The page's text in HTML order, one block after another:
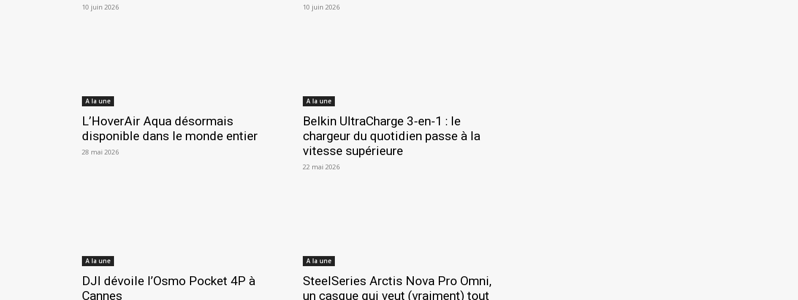
10 juin 2026 10 juin 2026
A la une
L’HoverAir Aqua désormais
disponible dans le monde entier
28 mai 2026
A la une
Belkin UltraCharge 3-en-1 : le
chargeur du quotidien passe à la
vitesse supérieure
22 mai 2026
A la une
DJI dévoile l’Osmo Pocket 4P à
Cannes
A la une
SteelSeries Arctis Nova Pro Omni,
un casque qui veut (vraiment) tout